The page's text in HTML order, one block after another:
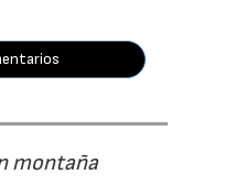
montaña